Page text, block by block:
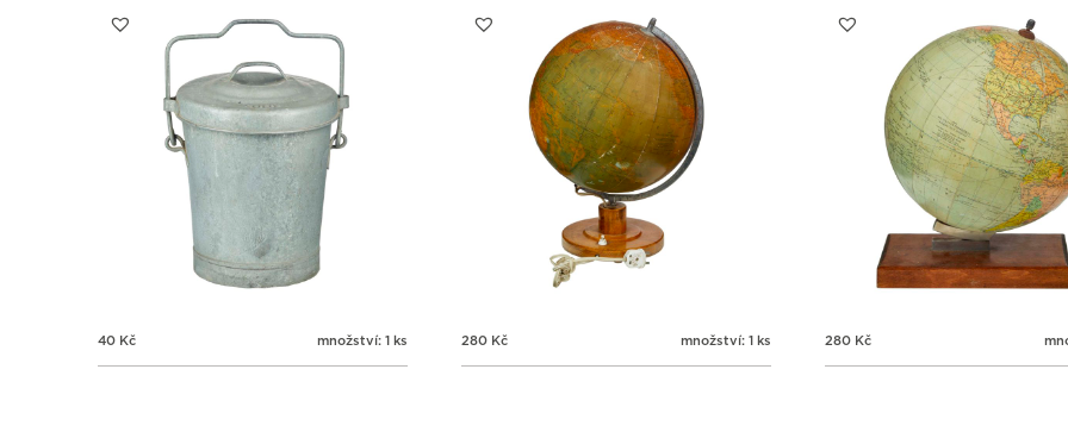
40 Kč množství: 1 ks 280 Kč množství: 1 ks 280 Kč